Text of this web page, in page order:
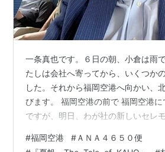
一条真也です。６日の朝、小倉は雨
たしは会社へ寄ってから、いくつか
した。それから福岡空港へ向かい、
びます。 福岡空港の前で 福岡空港
ですが、明日、わが社の新しいセレ
ます。わが社の９８番目の「礼器」
#福岡空港 #ＡＮＡ４６５０便